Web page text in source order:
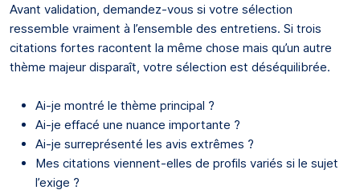
Avant validation, demandez-vous si votre sélection
ressemble vraiment à l’ensemble des entretiens. Si trois
citations fortes racontent la même chose mais qu’un autre
thème majeur disparaît, votre sélection est déséquilibrée.
Ai-je montré le thème principal ?
Ai-je effacé une nuance importante ?
Ai-je surreprésenté les avis extrêmes ?
Mes citations viennent-elles de profils variés si le sujet
l’exige ?